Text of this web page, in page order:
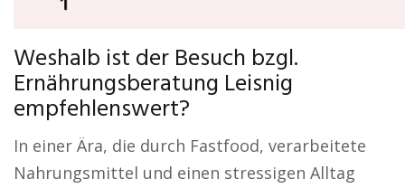
Weshalb ist der Besuch bzgl.
Ernährungsberatung Leisnig
empfehlenswert?
In einer Ära, die durch Fastfood, verarbeitete
Nahrungsmittel und einen stressigen Alltag